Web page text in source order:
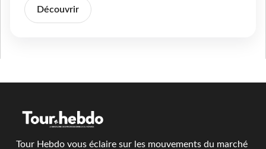
Découvrir
Tour Hebdo vous éclaire sur les mouvements du marché